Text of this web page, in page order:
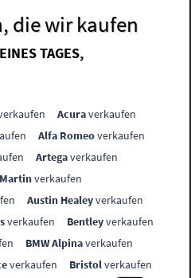
die wir kaufen
TAGES,
Acuraverkaufen
Alfa Romeoverkaufen
Artegaverkaufen
verkaufen
Austin Healeyverkaufen
verkaufen Bentleyverkaufen
BMW Alpinaverkaufen
verkaufen Bristolverkaufen